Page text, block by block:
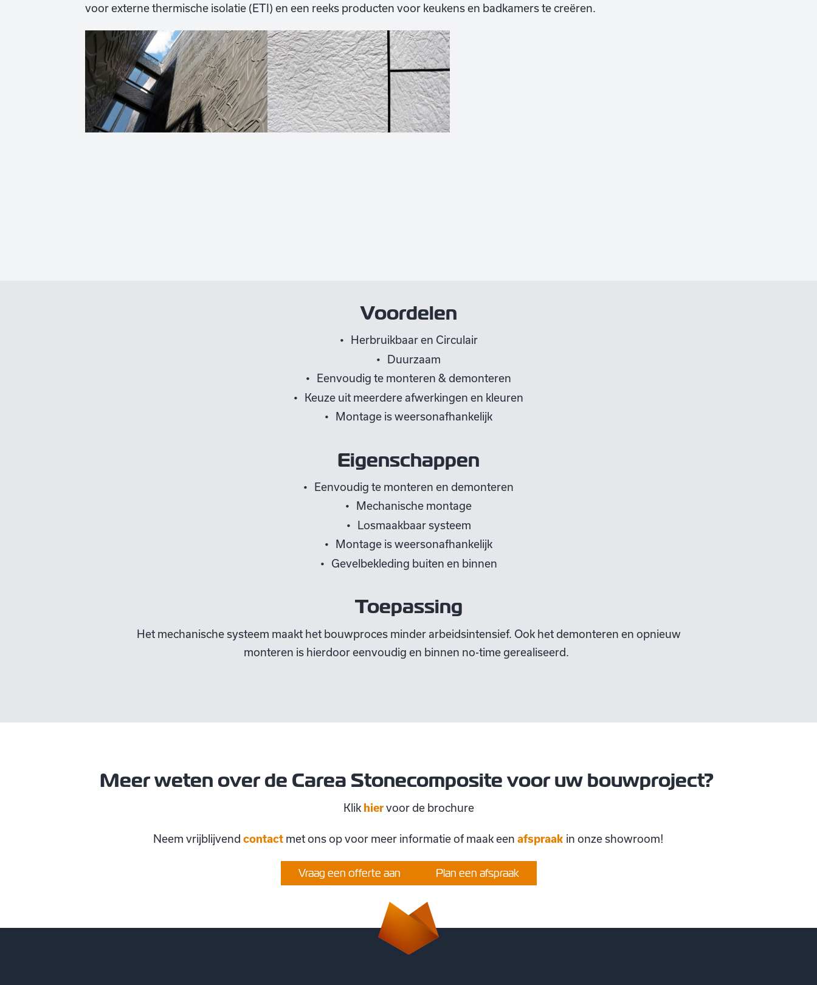
voor externe thermische isolatie (ETI) en een reeks producten voor keukens en badkamers te creëren.
Voordelen
Herbruikbaar en Circulair
Duurzaam
Eenvoudig te monteren & demonteren
Keuze uit meerdere afwerkingen en kleuren
Montage is weersonafhankelijk
Eigenschappen
Eenvoudig te monteren en demonteren
Mechanische montage
Losmaakbaar systeem
Montage is weersonafhankelijk
Gevelbekleding buiten en binnen
Toepassing
Het mechanische systeem maakt het bouwproces minder arbeidsintensief. Ook het demonteren en opnieuw
monteren is hierdoor eenvoudig en binnen no-time gerealiseerd.
Meer weten over de Carea Stonecomposite voor uw bouwproject?
Klik hiervoor de brochure
Neem vrijblijvend contact met ons op voor meer informatie of maak een afspraak in onze showroom!
Vraag een offerte aan Plan een afspraak